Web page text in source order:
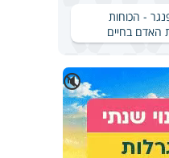
- הכוחות
האדם בחיים
🔇